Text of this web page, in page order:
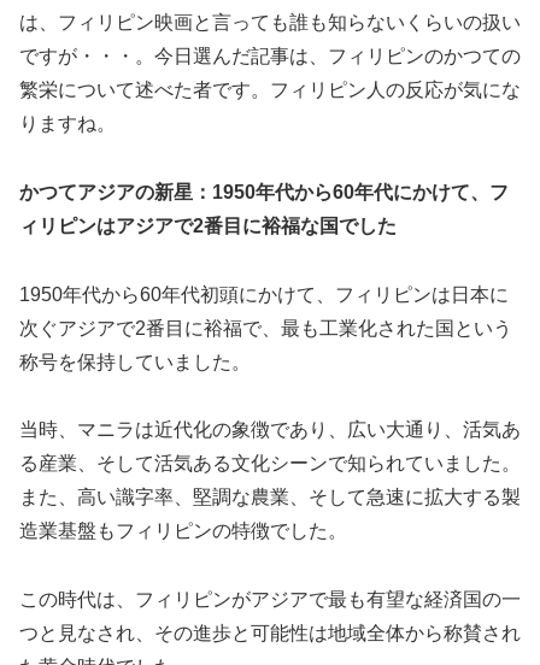
は、フィリピン映画と言っても誰も知らないくらいの扱い
ですが・・・。今日選んだ記事は、フィリピンのかつての
繁栄について述べた者です。フィリピン人の反応が気にな
りますね。
かつてアジアの新星：1950年代から60年代にかけて、フ
ィリピンはアジアで2番目に裕福な国でした
1950年代から60年代初頭にかけて、フィリピンは日本に
次ぐアジアで2番目に裕福で、最も工業化された国という
称号を保持していました。
当時、マニラは近代化の象徴であり、広い大通り、活気あ
る産業、そして活気ある文化シーンで知られていました。
また、高い識字率、堅調な農業、そして急速に拡大する製
造業基盤もフィリピンの特徴でした。
この時代は、フィリピンがアジアで最も有望な経済国の一
つと見なされ、その進歩と可能性は地域全体から称賛され